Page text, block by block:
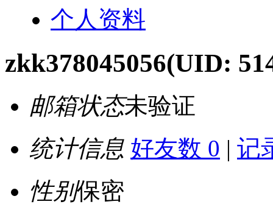
个人资料
zkk378045056(UID:
邮箱状态未验证
统计信息 好友数 0 | 记
性别保密